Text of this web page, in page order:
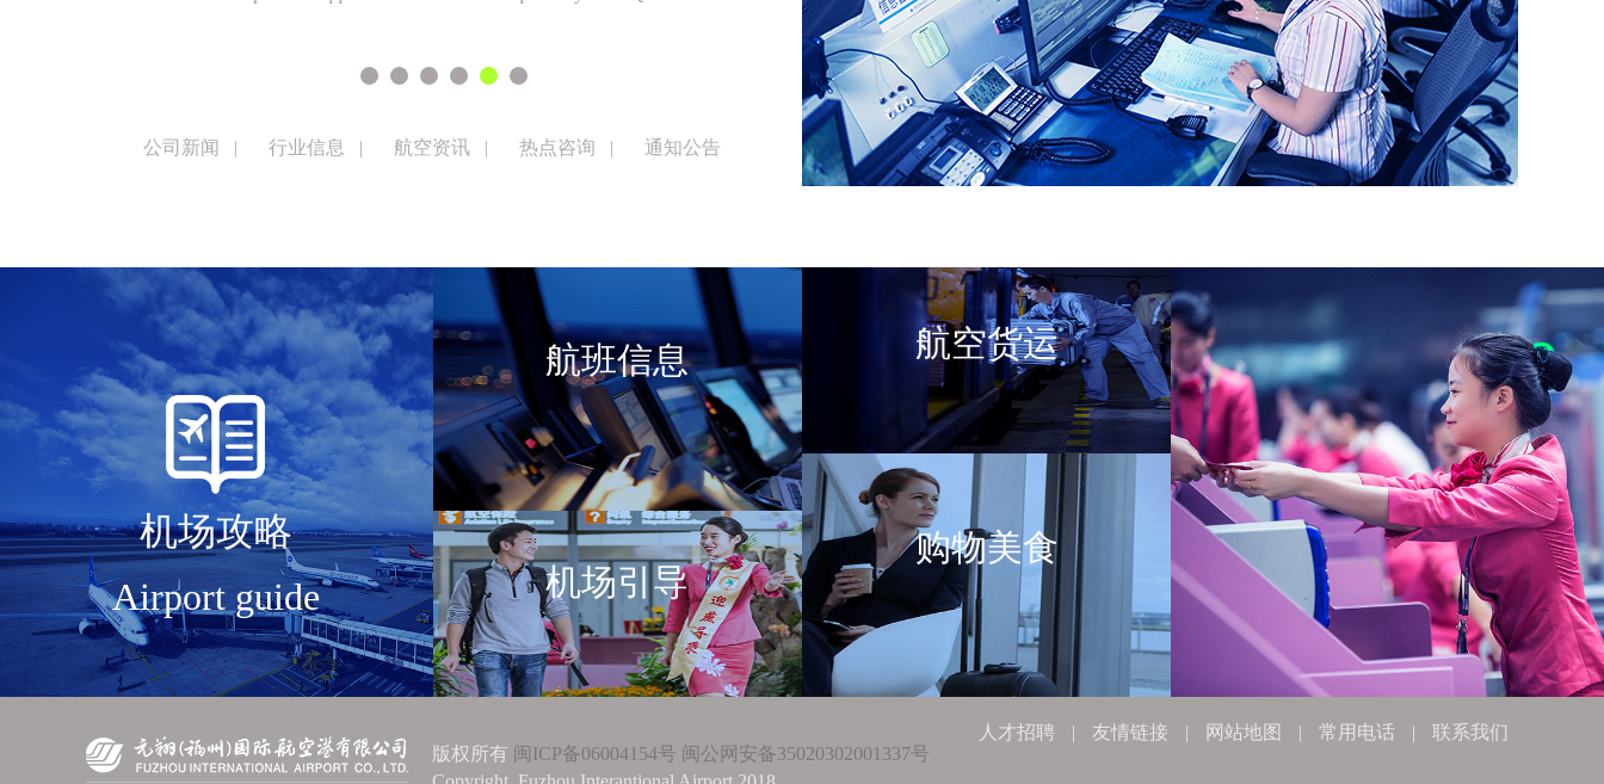
mp.weixin.qq.com/s/bEGmxbk4MGe-nwcOzcQaug
公司新闻 | 行业信息 | 航空资讯| 热点咨询 | 通知公告
机场攻略
Airport guide
航班信息
机场引导
航空货运
购物美食
版权所有 闽ICP备06004154号 闽公网安备35020302001337号
人才招聘 | 友情链接 | 网站地图 | 常用电话 | 联系我们